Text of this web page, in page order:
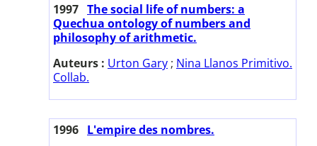
1997 The social life of numbers: a
Quechua ontology of numbers and
philosophy of arithmetic.
Auteurs : Urton Gary ; Nina Llanos Primitivo.
Collab.
1996 L'empire des nombres.